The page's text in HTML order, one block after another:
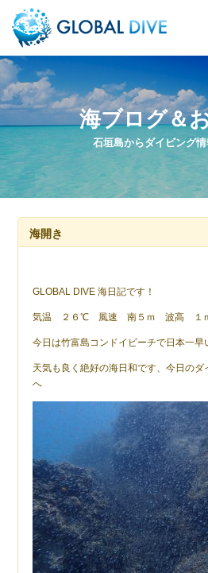
石垣島からダイビング
海ブログ＆
海開き
GLOBAL DIVE 海日記です！
気温 ２６℃ 風速 南５ｍ 波高 １
今日は竹富島コンドイビーチで日本一早
天気も良く絶好の海日和です、今日の
へ